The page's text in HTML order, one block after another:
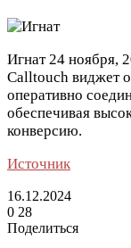
Игнат 24 ноября,
Calltouch виджет
оперативно
обеспечивая
конверсию.
Источник
16.12.2024
0 28
Поделиться